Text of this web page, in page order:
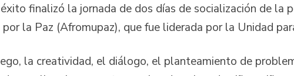
finalizó la jornada de dos días de socialización de la
la Paz (Afromupaz), que fue liderada por la Unidad
la creatividad, el diálogo, el planteamiento de